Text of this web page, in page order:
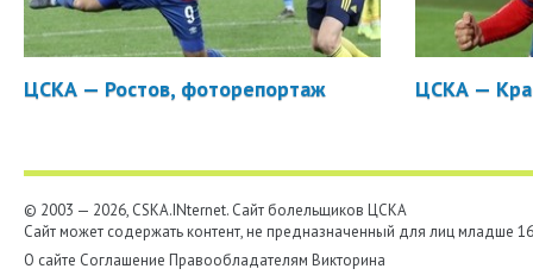
ЦСКА — Ростов, фоторепортаж ЦСКА —
© 2003 — 2026, CSKA.INternet. Cайт болельщиков ЦСКА
Сайт может содержать контент, не предназначенный для лиц младше
О сайте Соглашение Правообладателям Викторина